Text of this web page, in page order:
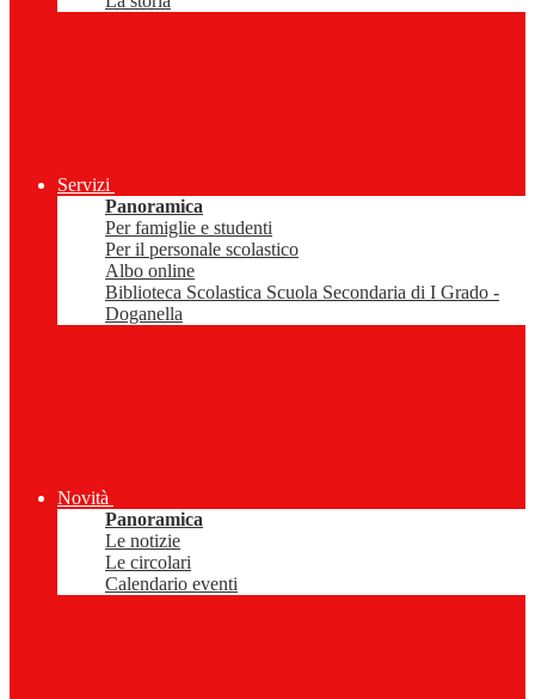
Servizi
Panoramica
Per famiglie e studenti
Per il personale scolastico
Albo online
Biblioteca Scolastica Scuola Secondaria di I Grado -
Doganella
Novità
Panoramica
Le notizie
Le circolari
Calendario eventi